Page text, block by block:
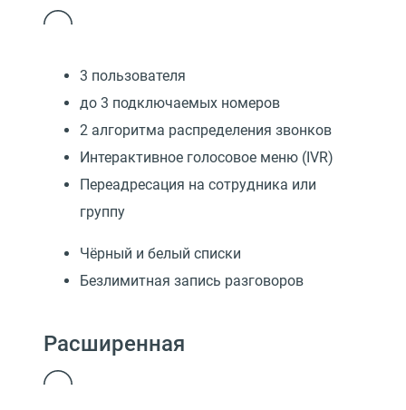
3 пользователя
до 3 подключаемых номеров
2 алгоритма распределения звонков
Интерактивное голосовое меню (IVR)
Переадресация на сотрудника или
группу
Чёрный и белый списки
Безлимитная запись разговоров
Расширенная